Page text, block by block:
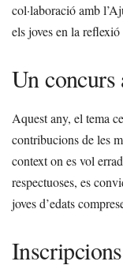
col·laboració amb
els joves en la reflexió
Un concurs
Aquest any, el tema
contribucions de les
context on es vol
respectuoses, es
joves d’edats